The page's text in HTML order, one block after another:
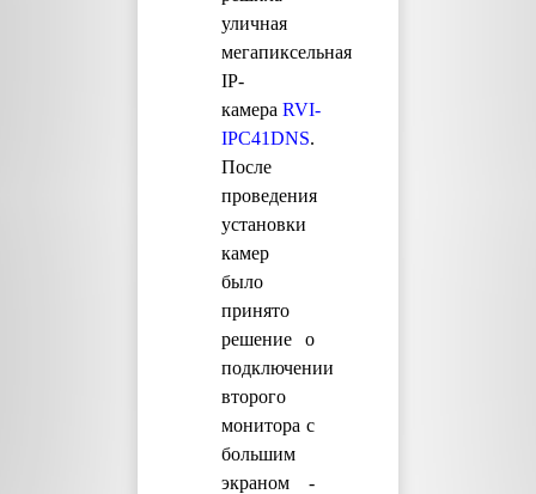
уличная
мегапиксельная
IP-
камера RVI-
IPC41DNS.
После
проведения
установки
камер
было
принято
решение о
подключении
второго
монитора с
большим
экраном -